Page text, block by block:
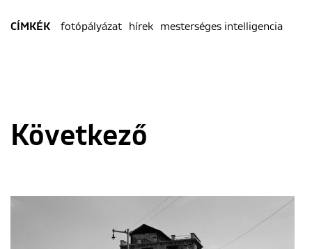
CÍMKÉK fotópályázat hírek mesterséges intelligencia
Következő